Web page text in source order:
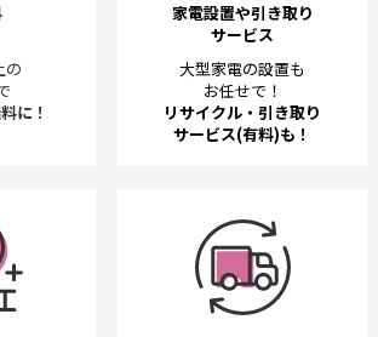
の
に！
家電設置や引き取り
サービス
大型家電の設置も
お任せで！
リサイクル・引き取り
サービス(有料)も！